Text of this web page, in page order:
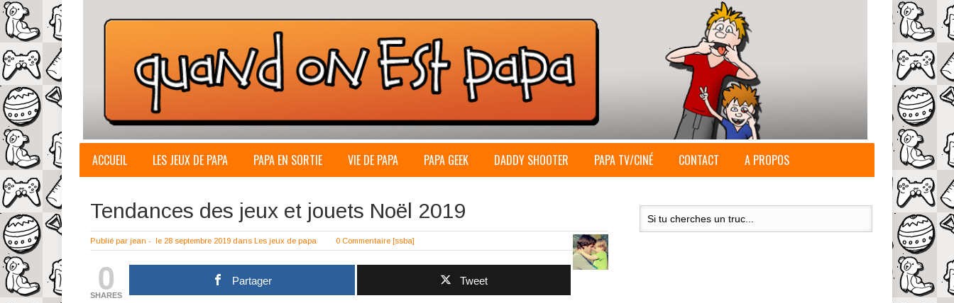
ACCUEIL LES JEUX DE PAPA PAPA EN SORTIE VIE DE PAPA PAPA GEEK DADDY SHOOTER PAPA TV/CINÉ CONTACT A PROPOS
Tendances des jeux et jouets Noël 2019
Publié par jean - le 28 septembre 2019 dans Les jeux de papa 0 Commentaire [ssba]
0
SHARES
Partager Tweet